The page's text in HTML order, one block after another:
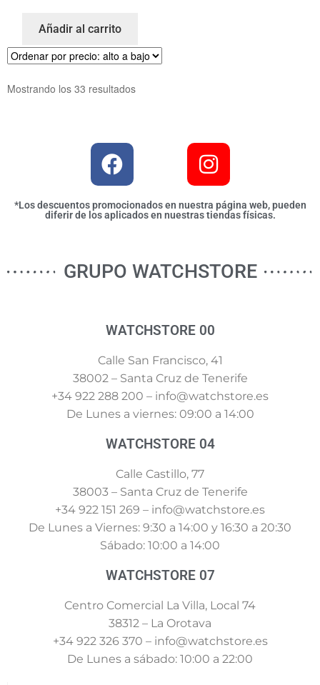
Añadir al carrito
Mostrando los 33 resultados
*Los descuentos promocionados en nuestra página web, pueden
diferir de los aplicados en nuestras tiendas físicas.
GRUPO WATCHSTORE
WATCHSTORE 00
Calle San Francisco, 41
38002 – Santa Cruz de Tenerife
+34 922 288 200 – info@watchstore.es
De Lunes a viernes: 09:00 a 14:00
WATCHSTORE 04
Calle Castillo, 77
38003 – Santa Cruz de Tenerife
+34 922 151 269 – info@watchstore.es
De Lunes a Viernes: 9:30 a 14:00 y 16:30 a 20:30
Sábado: 10:00 a 14:00
WATCHSTORE 07
Centro Comercial La Villa, Local 74
38312 – La Orotava
+34 922 326 370 – info@watchstore.es
De Lunes a sábado: 10:00 a 22:00